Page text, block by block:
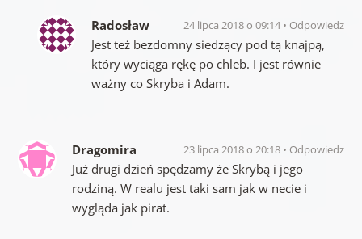
Radosław 24 lipca 2018 o 09:14 Odpowiedz
Jest też bezdomny siedzący pod tą knajpą,
który wyciąga rękę po chleb. I jest równie
ważny co Skryba i Adam.
Dragomira 23 lipca 2018 o 20:18 Odpowiedz
Już drugi dzień spędzamy że Skrybą i jego
rodziną. W realu jest taki sam jak w necie i
wygląda jak pirat.